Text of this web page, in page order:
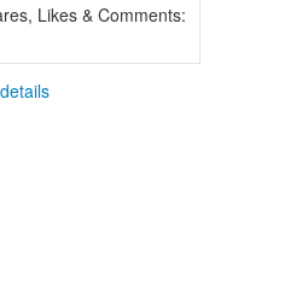
Likes & Comments: